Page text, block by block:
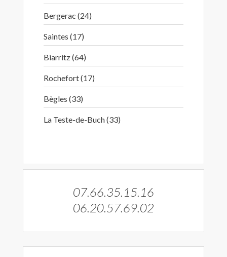
Bergerac (24)
Saintes (17)
Biarritz (64)
Rochefort (17)
Bègles (33)
La Teste-de-Buch (33)
07.66.35.15.16
06.20.57.69.02